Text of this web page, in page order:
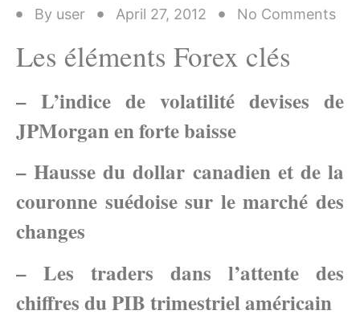
By user April 27, 2012 No Comments
Les éléments Forex clés
– L’indice de volatilité devises de
JPMorgan en forte baisse
– Hausse du dollar canadien et de la
couronne suédoise sur le marché des
changes
– Les traders dans l’attente des
chiffres du PIB trimestriel américain